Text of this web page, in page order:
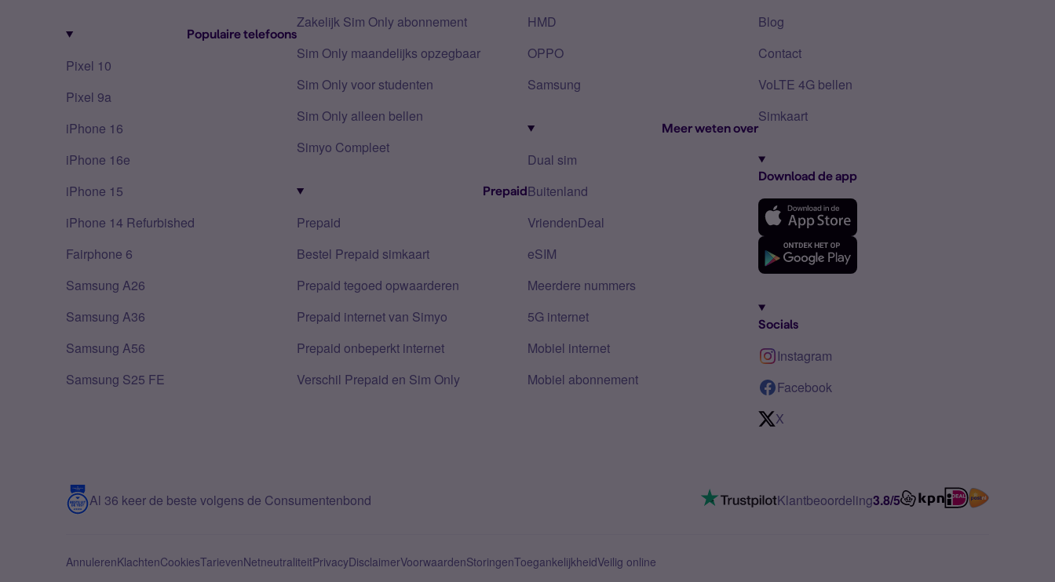
Populaire telefoons
Pixel 10
Pixel 9a
iPhone 16
iPhone 16e
iPhone 15
iPhone 14 Refurbished
Fairphone 6
Samsung A26
Samsung A36
Samsung A56
Samsung S25 FE
Zakelijk Sim Only abonnement
Sim Only maandelijks opzegbaar
Sim Only voor studenten
Sim Only alleen bellen
Simyo Compleet
Prepaid
Prepaid
Bestel Prepaid simkaart
Prepaid tegoed opwaarderen
Prepaid internet van Simyo
Prepaid onbeperkt internet
Verschil Prepaid en Sim Only
HMD
OPPO
Samsung
Meer weten over
Dual sim
Buitenland
VriendenDeal
eSIM
Meerdere nummers
5G internet
Mobiel internet
Mobiel abonnement
Blog
Contact
VoLTE 4G bellen
Simkaart
Download de app
Socials
Instagram
Facebook
X
Al 36 keer de beste volgens de Consumentenbond Klantbeoordeling3.8/5
AnnulerenKlachtenCookiesTarievenNetneutraliteitPrivacyDisclaimerVoorwaardenStoringenToegankelijkheidVeilig online